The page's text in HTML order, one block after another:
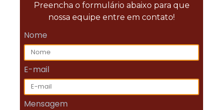
Preencha o formulário abaixo para que
nossa equipe entre em contato!
Nome
E-mail
Mensagem